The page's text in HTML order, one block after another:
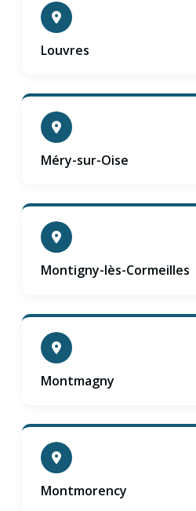
Louvres
Méry-sur-Oise
Montigny-lès-Cormeilles
Montmagny
Montmorency